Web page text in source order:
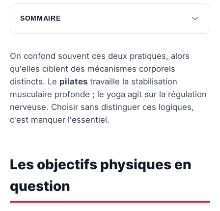
SOMMAIRE
Les objectifs physiques en question
Les objectifs mentaux à considérer
Questions fréquentes
On confond souvent ces deux pratiques, alors
qu'elles ciblent des mécanismes corporels
distincts. Le pilates travaille la stabilisation
musculaire profonde ; le yoga agit sur la régulation
nerveuse. Choisir sans distinguer ces logiques,
c'est manquer l'essentiel.
Les objectifs physiques en
question